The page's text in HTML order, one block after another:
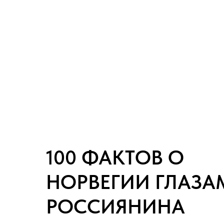
100 ФАКТОВ О
НОРВЕГИИ
РОССИЯНИНА